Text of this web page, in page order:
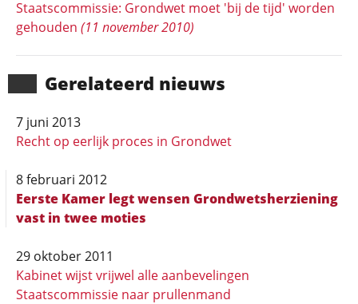
Gerela­teerd nieuws
7 juni 2013
Recht op eerlijk proces in Grondwet
8 februari 2012
Eerste Kamer legt wensen Grondwetsherziening
vast in twee moties
29 oktober 2011
Kabinet wijst vrijwel alle aanbevelingen
Staatscommissie naar prullenmand
Staatscommissie: Grondwet moet 'bij de tijd' worden
gehouden (11 november 2010)